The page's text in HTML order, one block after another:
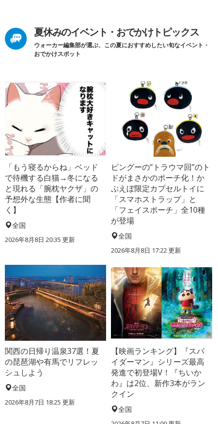
夏休みのイベント・おでかけトピックス
ウォーカー編集部が選ぶ、この夏におすすめしたい旬なイベント・
おでかけスポット
「もう寝るからね」ベッド
で待機する白猫→冬になる
と現れる「腕枕ヤクザ」の
予想外な生態【作者に聞
く】
全国
2026年8月8日 20:35 更新
ピングーの“トラウマ回”のト
ドがまさかのポーチ化！か
ぷえぼ限定カプセルトイに
「スマホストラップ」と
「フェイスポーチ」全10種
が登場
全国
2026年8月8日 17:22更新
関西の日帰り温泉37選！夏
の琵琶湖や有馬でリフレッ
シュしよう
全国
2026年8月7日 18:25 更新
【映画ランキング】『スパ
イダーマン』シリーズ最高
発進で初登場V！『ちいか
わ』は2位、新作3本がラン
クイン
全国